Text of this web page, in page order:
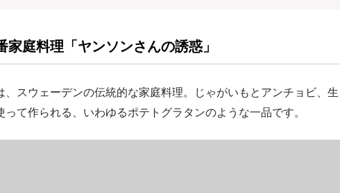
家庭料理「ヤンソンさんの誘惑」
、スウェーデンの伝統的な家庭料理。じゃがいもとアンチョビ、生
て作られる、いわゆるポテトグラタンのような一品です。